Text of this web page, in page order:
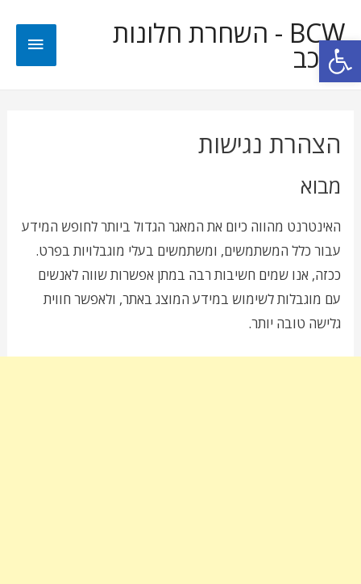
פתח סרגל נגישות BCW - השחרת חלונות
לרכב
הצהרת נגישות
מבוא
האינטרנט מהווה כיום את המאגר הגדול ביותר לחופש המידע
עבור כלל המשתמשים, ומשתמשים בעלי מוגבלויות בפרט.
ככזה, אנו שמים חשיבות רבה במתן אפשרות שווה לאנשים
עם מוגבלות לשימוש במידע המוצג באתר, ולאפשר חווית
גלישה טובה יותר.